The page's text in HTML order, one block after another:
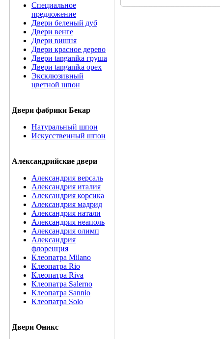
Специальное
предложение
Двери беленый дуб
Двери венге
Двери вишня
Двери красное дерево
Двери tanganika груша
Двери tanganika oрех
Эксклюзивный
цветной шпон
Двери фабрики Бекар
Натуральный шпон
Искусственный шпон
Александрийские двери
Александрия версаль
Александрия италия
Александрия корсика
Александрия мадрид
Александрия натали
Александрия неаполь
Александрия олимп
Александрия
флоренция
Клеопатра Milano
Клеопатра Rio
Клеопатра Riva
Клеопатра Salerno
Клеопатра Sannio
Клеопатра Solo
Двери Оникс